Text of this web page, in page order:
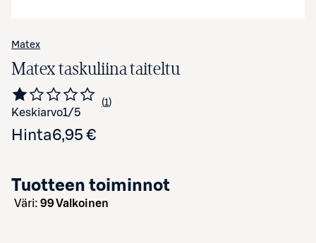
Matex
Matex taskuliina taiteltu
Keskiarvo1/5 Siirry arvioihin
1
kappale
Hinta6,95 €
Tuotteen toiminnot
väri: 99 Valkoinen